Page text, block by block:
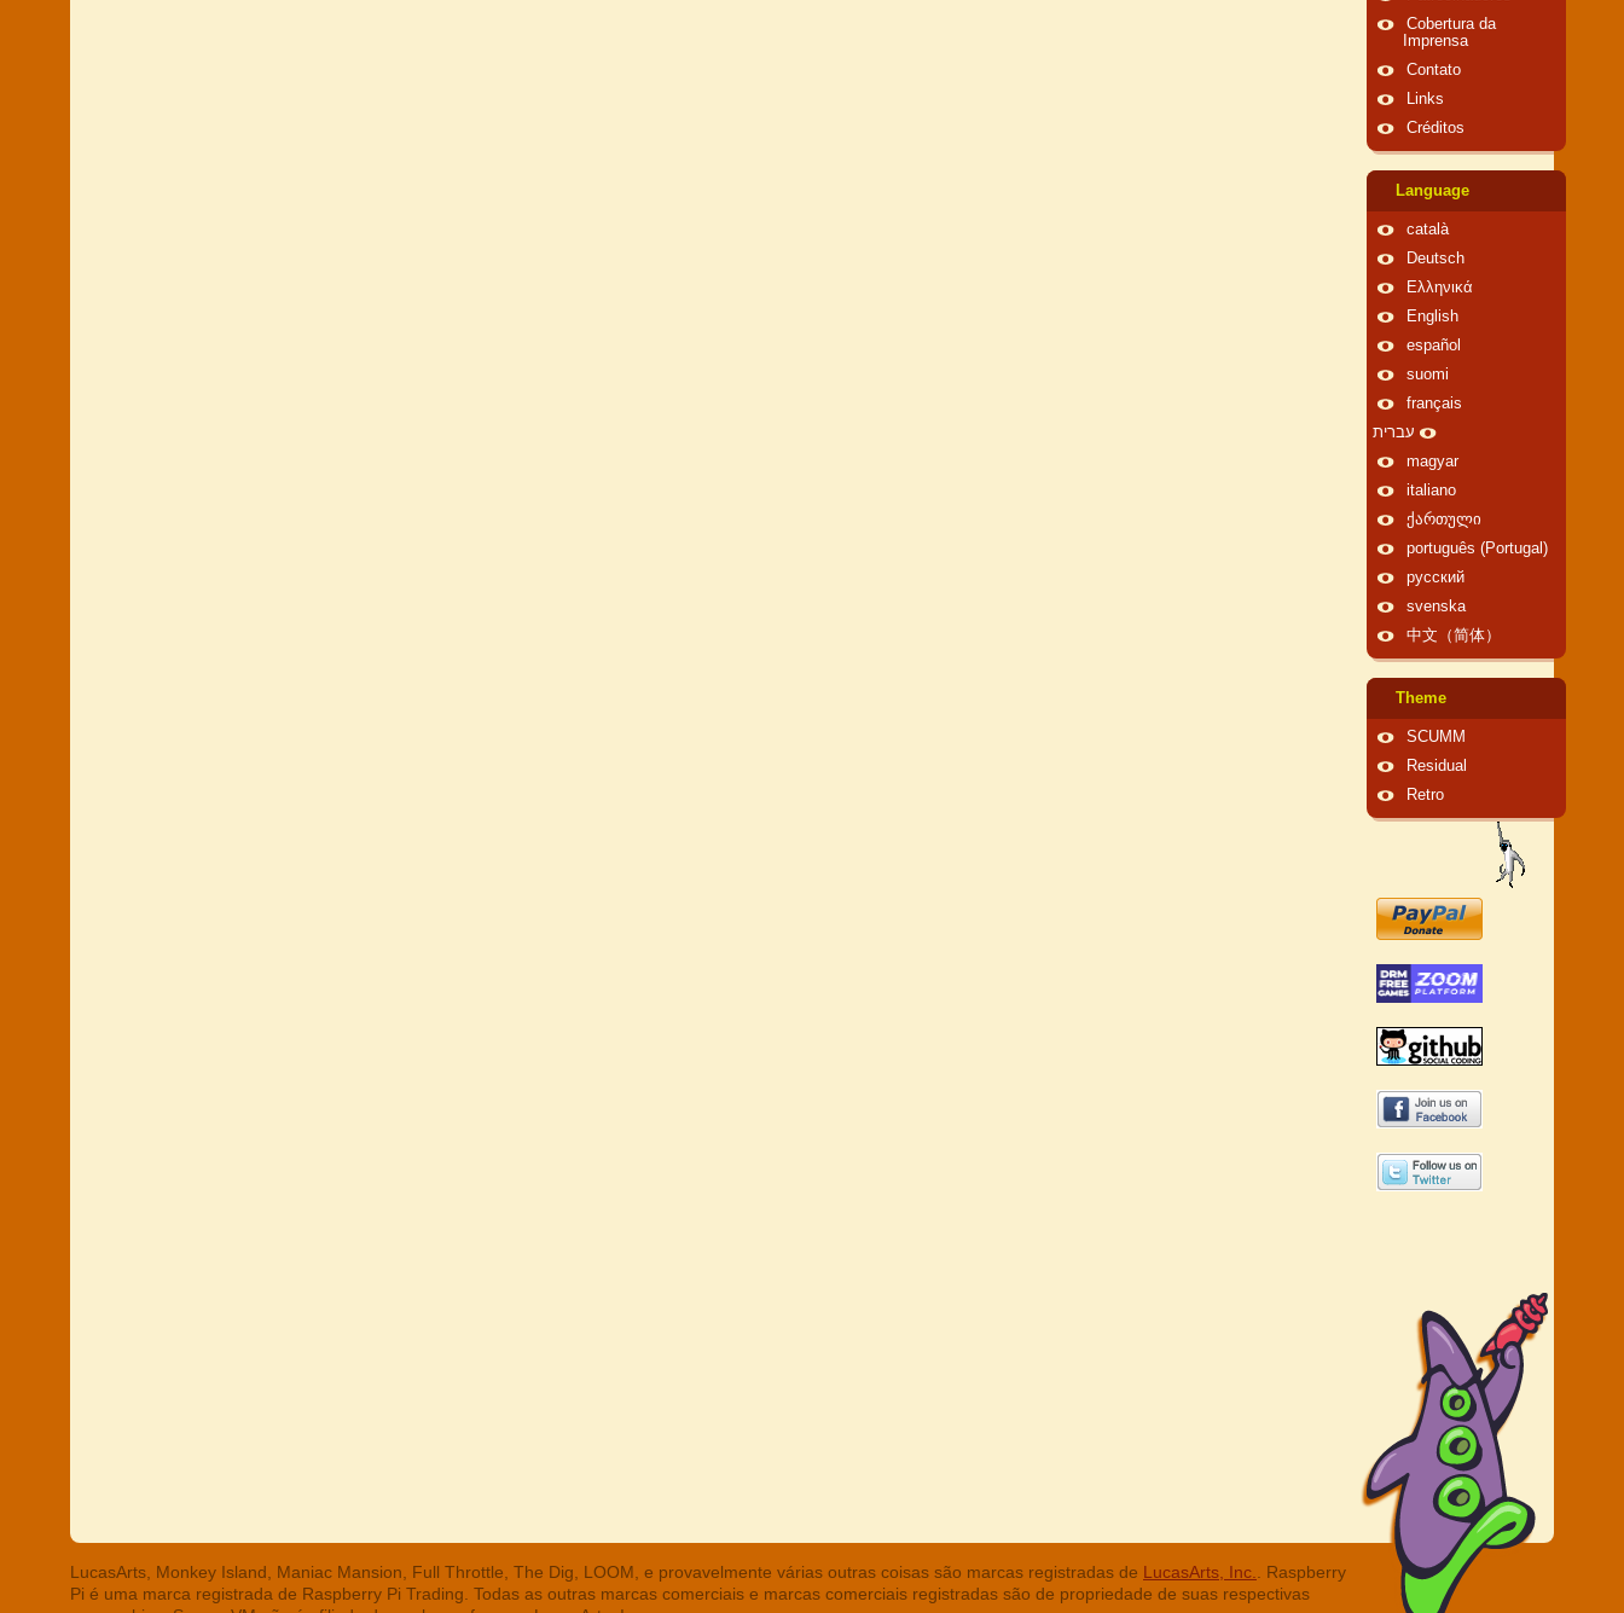
Cobertura da
Imprensa
Contato
Links
Créditos
Language
català
Deutsch
Ελληνικά
English
español
suomi
français
עברית
magyar
italiano
ქართული
português (Portugal)
русский
svenska
中文（简体）
Theme
SCUMM
Residual
Retro
LucasArts, Monkey Island, Maniac Mansion, Full Throttle, The Dig, LOOM, e provavelmente várias outras coisas são marcas registradas de LucasArts, Inc.
. Raspberry
Pi é uma marca registrada de Raspberry Pi Trading. Todas as outras marcas comerciais e marcas comerciais registradas são de propriedade de suas respectivas